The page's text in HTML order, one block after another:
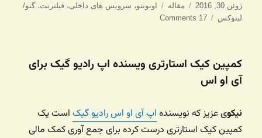
ارسال
شده
ژوئن 30, 2016 دسته‌ها
مقاله برچسب‌ها
اوبونتو، سرویس های داخلی،فیلترنت،گنو/
لینوکس
17 Comments
کمپین کیک استارتری ویسنده اپ رادیو گیک برای
آی او اس
نیکوی عزیز که نویسنده اپ آی او اس رادیو گیک است یک
کمپین کیک استارتری درست کرده برای جمع آوری کمک مالی